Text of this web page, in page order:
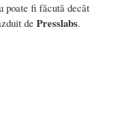
poate fi făcută decât
de Presslabs.